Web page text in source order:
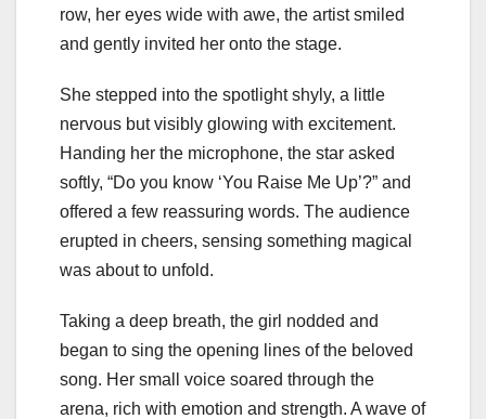
row, her eyes wide with awe, the artist smiled
and gently invited her onto the stage.
She stepped into the spotlight shyly, a little
nervous but visibly glowing with excitement.
Handing her the microphone, the star asked
softly, “Do you know ‘You Raise Me Up’?” and
offered a few reassuring words. The audience
erupted in cheers, sensing something magical
was about to unfold.
Taking a deep breath, the girl nodded and
began to sing the opening lines of the beloved
song. Her small voice soared through the
arena, rich with emotion and strength. A wave of